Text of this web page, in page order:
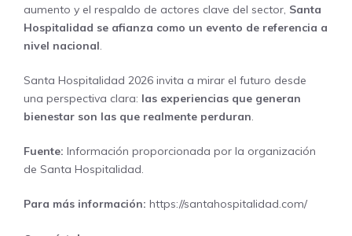
aumento y el respaldo de actores clave del sector, Santa
Hospitalidad se afianza como un evento de referencia a
nivel nacional.
Santa Hospitalidad 2026 invita a mirar el futuro desde
una perspectiva clara: las experiencias que generan
bienestar son las que realmente perduran.
Fuente: Información proporcionada por la organización
de Santa Hospitalidad.
Para más información: https://santahospitalidad.com/